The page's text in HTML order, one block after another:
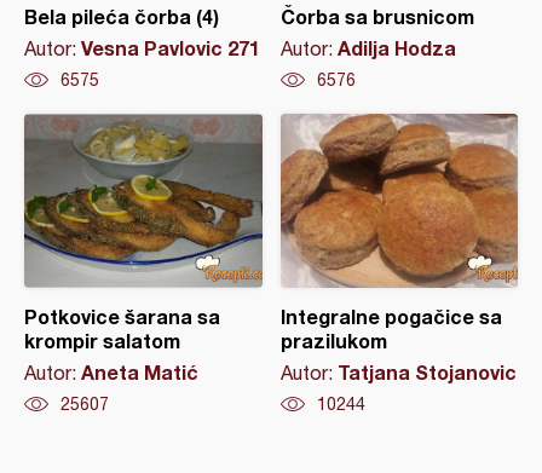
Bela pileća čorba (4)
Autor: Vesna Pavlovic 271
6575
Čorba sa brusnicom
Autor: Adilja Hodza
6576
Potkovice šarana sa
krompir salatom
Autor: Aneta Matić
25607
Integralne pogačice sa
prazilukom
Autor: Tatjana Stojanovic
10244